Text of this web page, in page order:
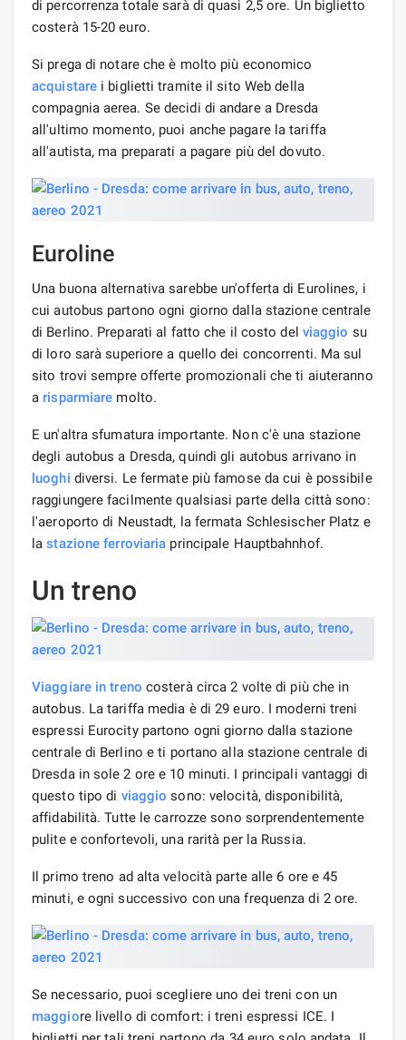
di percorrenza totale sarà di quasi 2,5 ore. Un biglietto
costerà 15-20 euro.
Si prega di notare che è molto più economico
acquistare i biglietti tramite il sito Web della
compagnia aerea. Se decidi di andare a Dresda
all'ultimo momento, puoi anche pagare la tariffa
all'autista, ma preparati a pagare più del dovuto.
Euroline
Una buona alternativa sarebbe un'offerta di Eurolines, i
cui autobus partono ogni giorno dalla stazione centrale
di Berlino. Preparati al fatto che il costo del viaggio su
di loro sarà superiore a quello dei concorrenti. Ma sul
sito trovi sempre offerte promozionali che ti aiuteranno
a risparmiare molto.
E un'altra sfumatura importante. Non c'è una stazione
degli autobus a Dresda, quindi gli autobus arrivano in
luoghi diversi. Le fermate più famose da cui è possibile
raggiungere facilmente qualsiasi parte della città sono:
l'aeroporto di Neustadt, la fermata Schlesischer Platz e
lastazione ferroviaria principale Hauptbahnhof.
Un treno
Viaggiare in treno costerà circa 2 volte di più che in
autobus. La tariffa media è di 29 euro. I moderni treni
espressi Eurocity partono ogni giorno dalla stazione
centrale di Berlino e ti portano alla stazione centrale di
Dresda in sole 2 ore e 10 minuti. I principali vantaggi di
questo tipo di viaggio sono: velocità, disponibilità,
affidabilità. Tutte le carrozze sono sorprendentemente
pulite e confortevoli, una rarità per la Russia.
Il primo treno ad alta velocità parte alle 6 ore e 45
minuti, e ogni successivo con una frequenza di 2 ore.
Se necessario, puoi scegliere uno dei treni con un
maggiore livello di comfort: i treni espressi ICE. I